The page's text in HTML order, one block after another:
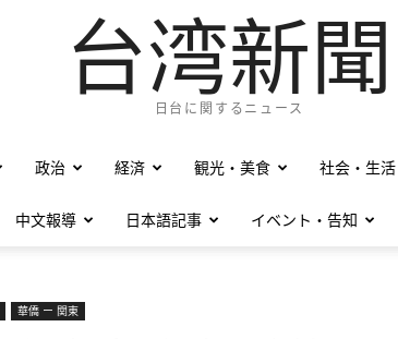
台湾新聞
日台に関するニュース
政治 経済 観光・美食 社会・生活
中文報導 日本語記事 イベント・告知
華僑 ー 関東